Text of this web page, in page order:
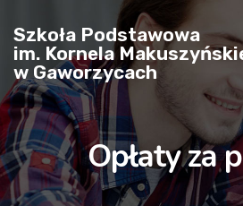
Szkoła Podstawowa
im. Kornela
w Gaworzycach
Opłaty za